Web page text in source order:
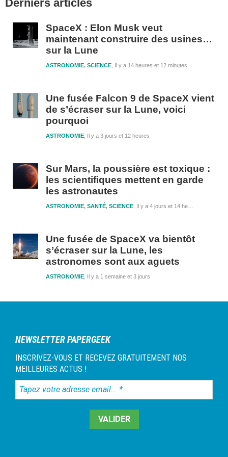
latérale
Derniers articles
SpaceX : Elon Musk veut
maintenant construire des usines…
sur la Lune
Il y a 14 heures et 12 minutes
ASTRONOMIE, SCIENCE
Une fusée Falcon 9 de SpaceX vient
de s’écraser sur la Lune, voici
pourquoi
Il y a 3 jours et 12 heures
ASTRONOMIE
Sur Mars, la poussière est toxique :
les scientifiques mettent en garde
les astronautes
Il y a 4 jours et 14 heures
ASTRONOMIE, SANTÉ, SCIENCE
Une fusée de SpaceX va bientôt
s’écraser sur la Lune, les
astronomes sont aux aguets
Il y a 1 semaine et 3 jours
ASTRONOMIE
NEWSLETTER PAPERGEEK
INSCRIVEZ-VOUS ET RECEVEZ GRATUITEMENT NOS
MEILLEURES ACTUS !
Tapez
votre